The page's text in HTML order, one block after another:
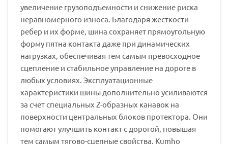
увеличение грузоподъемности и снижение риска
неравномерного износа. Благодаря жесткости
ребер и их форме, шина сохраняет прямоугольную
форму пятна контакта даже при динамических
нагрузках, обеспечивая тем самым превосходное
сцепление и стабильное управление на дороге в
любых условиях. Эксплуатационные
характеристики шины дополнительно усиливаются
за счет специальных Z-образных канавок на
поверхности центральных блоков протектора. Они
помогают улучшить контакт с дорогой, повышая
тем самым тягово-сцепные свойства. Kumho